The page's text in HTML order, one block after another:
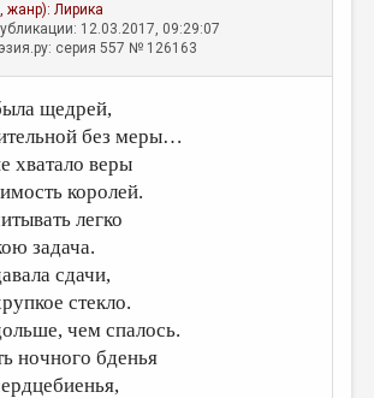
жанр):Лирика
12.03.2017, 09:29:07
серия 557 № 126163
щедрей,
без меры…
хватало веры
королей.
легко
задача.
сдачи,
стекло.
чем спалось.
ночного бденья